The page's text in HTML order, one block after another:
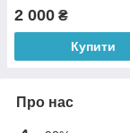
гірці.
2 000 ₴
Купити
Про нас